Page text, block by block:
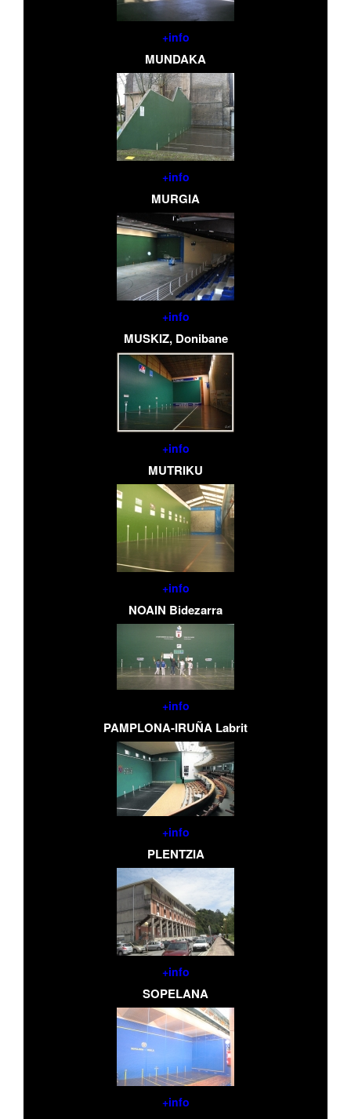
+info
MUNDAKA
+info
MURGIA
+info
MUSKIZ, Donibane
+info
MUTRIKU
+info
NOAIN Bidezarra
+info
PAMPLONA-IRUÑA Labrit
+info
PLENTZIA
+info
SOPELANA
+info